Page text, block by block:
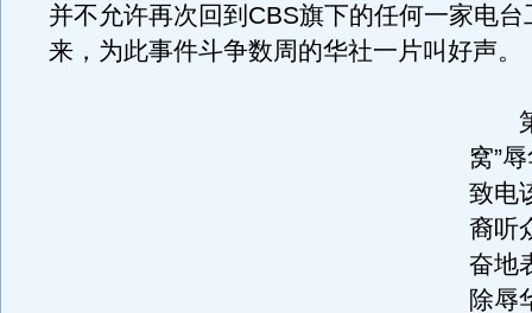
并不允许再次回到CBS旗下的任何一家电
来，为此事件斗争数周的华社一片叫好声。
第
窝”
致电
裔听
奋地
除辱